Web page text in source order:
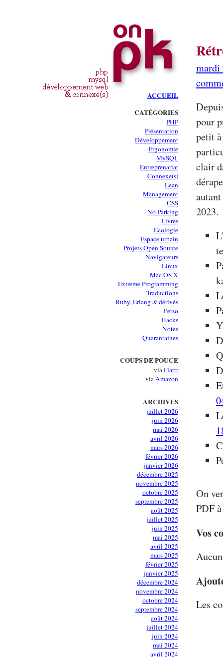
ACCUEIL
CATÉGORIES
PHP
Présentation
Développement
Ergonomie
MySQL
Entreprenariat
Connexe(s)
Lean
Management
CSS
No Parking
Livres
Ecologie
Espace urbain
Projets Open Source
Navigateurs
Linux
Mac OS X
Extreme Programming
Traductions
Ruby, Erlang & dérivés
Perso
Hacks
Notes
Quarantaines
COUPS DE POUCE
viaFlattr
viaAmazon
ARCHIVES
juillet 2026
juin 2026
mai 2026
avril 2026
mars 2026
février 2026
janvier 2026
décembre 2025
novembre 2025
octobre 2025
septembre 2025
août 2025
juillet 2025
juin 2025
mai 2025
avril 2025
mars 2025
février 2025
janvier 2025
décembre 2024
novembre 2024
octobre 2024
septembre 2024
août 2024
juillet 2024
juin 2024
mai 2024
avril 2024
mardi
pour
petit
clair
2023.
On
PDF
Vos
Les